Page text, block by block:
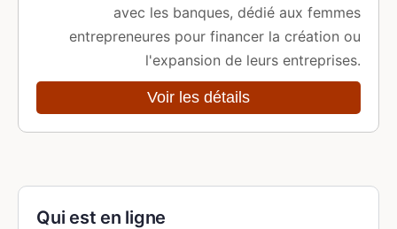
avec les banques, dédié aux femmes
entrepreneures pour financer la création ou
l'expansion de leurs entreprises.
Voir les détails
Qui est en ligne